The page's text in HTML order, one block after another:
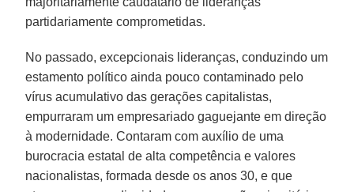
partidariamente comprometidas.
No passado, excepcionais lideranças, conduzindo um
estamento político ainda pouco contaminado pelo
vírus acumulativo das gerações capitalistas,
empurraram um empresariado gaguejante em direção
à modernidade. Contaram com auxílio de uma
burocracia estatal de alta competência e valores
nacionalistas, formada desde os anos 30, e que